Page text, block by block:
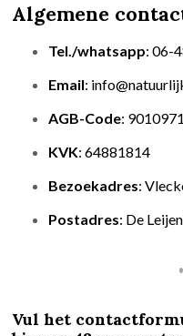
Algemene
Tel./whatsapp: 06-
Email:
AGB-Code:
KVK: 64881814
Bezoekadres:
Postadres: De
Vul het